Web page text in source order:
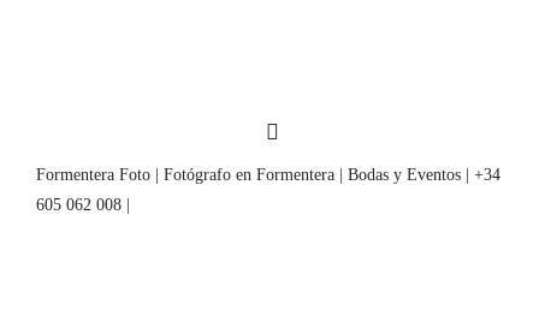
Formentera Foto | Fotógrafo en Formentera | Bodas y Eventos | +34
605 062 008 |